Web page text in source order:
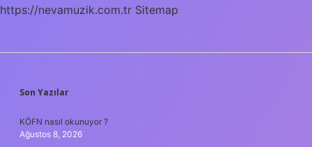
https://nevamuzik.com.tr Sitemap
SIDEBAR
Son Yazılar
KÖFN nasıl okunuyor ?
Ağustos 8, 2026